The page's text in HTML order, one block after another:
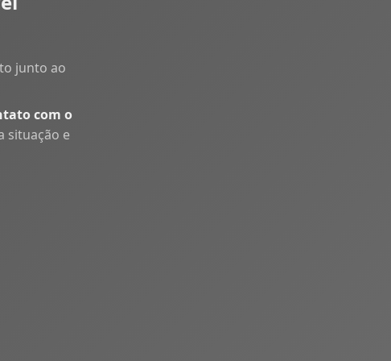
junto ao
com o
situação e